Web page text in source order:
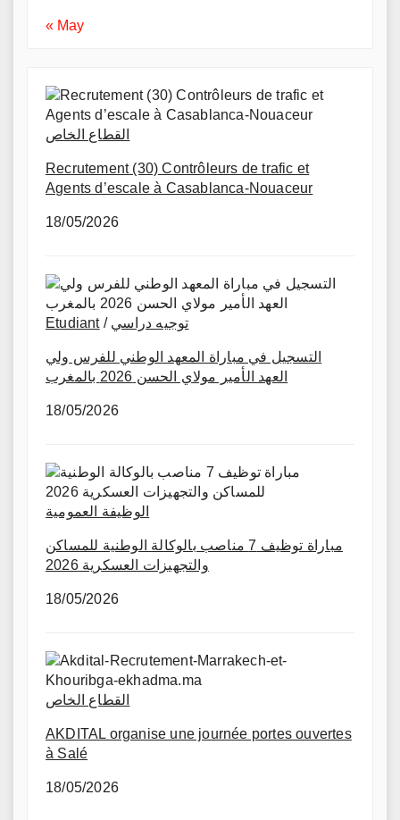
« May
القطاع الخاص
Recrutement (30) Contrôleurs de trafic et
Agents d’escale à Casablanca-Nouaceur
18/05/2026
Etudiant/ توجيه دراسي
التسجيل في مباراة المعهد الوطني للفرس ولي
العهد الأمير مولاي الحسن 2026 بالمغرب
18/05/2026
الوظيفة العمومية
مباراة توظيف 7 مناصب بالوكالة الوطنية للمساكن
والتجهيزات العسكرية 2026
18/05/2026
القطاع الخاص
AKDITAL organise une journée portes ouvertes
à Salé
18/05/2026